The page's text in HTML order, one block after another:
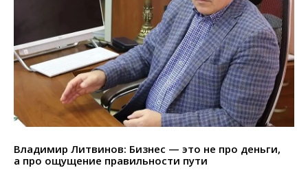
Владимир Литвинов: Бизнес — это не про деньги,
а про ощущение правильности пути